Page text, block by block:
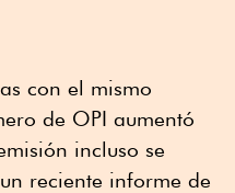
con el mismo
de OPI aumentó
incluso se
reciente informe de